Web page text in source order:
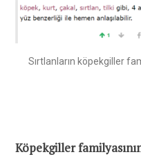
Sırtlanların köpekgiller
Köpekgiller